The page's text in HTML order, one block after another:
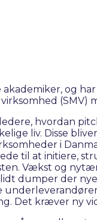
og
(SMV)
hvordan
liv. Disse
i
til at initiere,
Vækst og
dumper der
Det kræver ny